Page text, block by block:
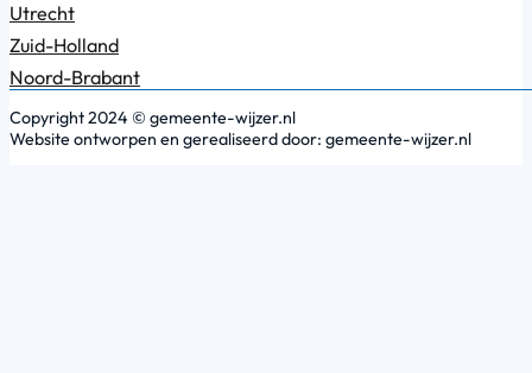
Utrecht
Zuid-Holland
Noord-Brabant
Copyright 2024 © gemeente-wijzer.nl
Website ontworpen en gerealiseerd door: gemeente-wijzer.nl